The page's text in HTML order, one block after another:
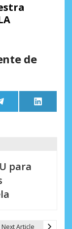
de
Compartir
en
Telegram
en
LinkedIn
para
Next Article